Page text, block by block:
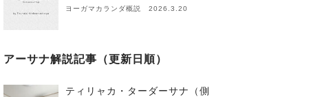
ヨーガマカランダ概説 2026.3.20
アーサナ解説記事（更新日順）
ティリャカ・ターダーサナ（側